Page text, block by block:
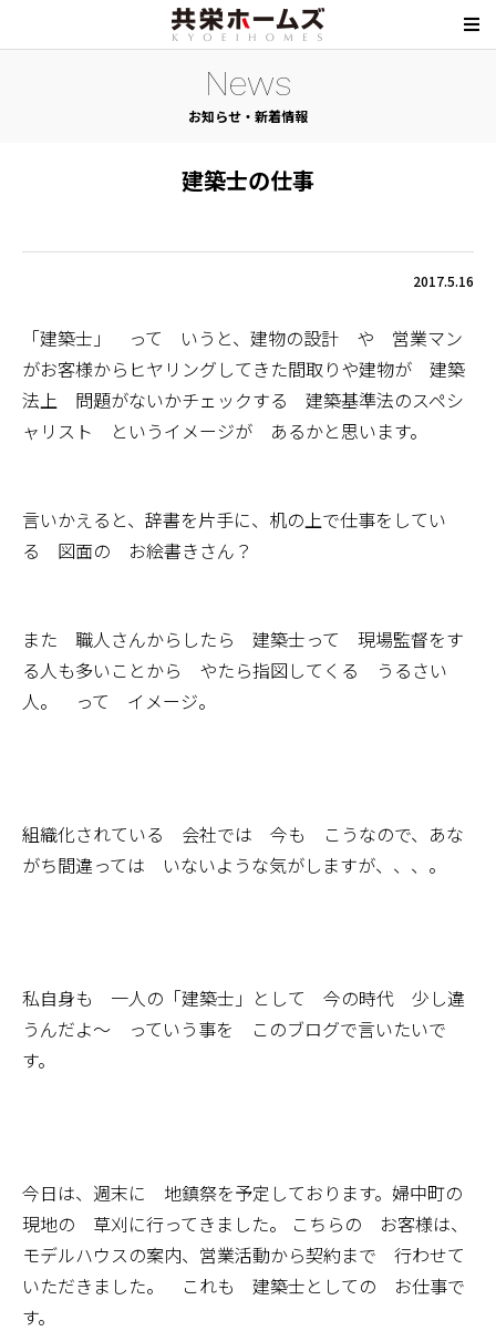
News
お知らせ・新着情報
建築士の仕事
2017.5.16
「建築士」 って いうと、建物の設計 や 営業マン
がお客様からヒヤリングしてきた間取りや建物が 建築
法上 問題がないかチェックする 建築基準法のスペシ
ャリスト というイメージが あるかと思います。
言いかえると、辞書を片手に、机の上で仕事をしてい
る 図面の お絵書きさん？
また 職人さんからしたら 建築士って 現場監督をす
る人も多いことから やたら指図してくる うるさい
人。 って イメージ。
組織化されている 会社では 今も こうなので、あな
がち間違っては いないような気がしますが、、、。
私自身も 一人の「建築士」として 今の時代 少し違
うんだよ～ っていう事を このブログで言いたいで
す。
今日は、週末に 地鎮祭を予定しております。婦中町の
現地の 草刈に行ってきました。 こちらの お客様は、
モデルハウスの案内、営業活動から契約まで 行わせて
いただきました。 これも 建築士としての お仕事で
す。